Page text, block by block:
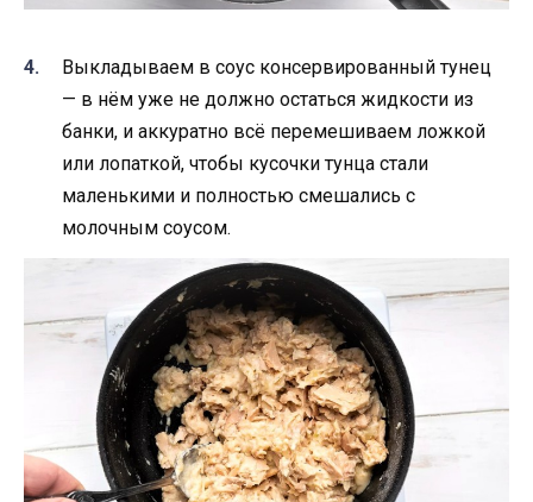
Выкладываем в соус консервированный тунец
— в нём уже не должно остаться жидкости из
банки, и аккуратно всё перемешиваем ложкой
или лопаткой, чтобы кусочки тунца стали
маленькими и полностью смешались с
молочным соусом.